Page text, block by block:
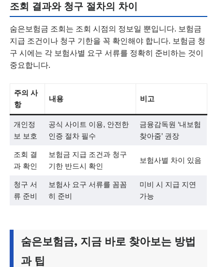
조회 결과와 청구 절차의 차이
숨은보험금 조회는 조회 시점의 정보일 뿐입니다. 보험금
지급 조건이나 청구 기한을 꼭 확인해야 합니다. 보험금 청
구 시에는 각 보험사별 요구 서류를 정확히 준비하는 것이
중요합니다.
주의 사
항
내용 비고
개인정
보 보호
공식 사이트 이용, 안전한
인증 절차 필수
금융감독원 ‘내보험
찾아줌’ 권장
조회 결
과 확인
보험금 지급 조건과 청구
기한 반드시 확인
보험사별 차이 있음
청구 서
류 준비
보험사 요구 서류를 꼼꼼
히 준비
미비 시 지급 지연
가능
숨은보험금, 지금 바로 찾아보는 방법
과 팁